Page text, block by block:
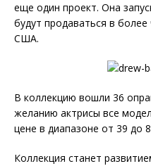
еще один проект. Она
будут продаваться в
США.
В коллекцию вошли 36
желанию актрисы все
цене в диапазоне от 39 до
Коллекция станет